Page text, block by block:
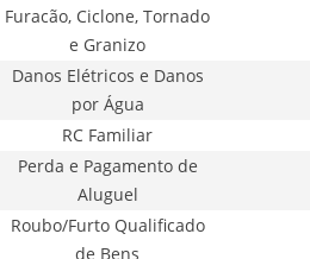
Furacão, Ciclone, Tornado
e Granizo
Danos Elétricos e Danos
por Água
RC Familiar
Perda e Pagamento de
Aluguel
Roubo/Furto Qualificado
de Bens